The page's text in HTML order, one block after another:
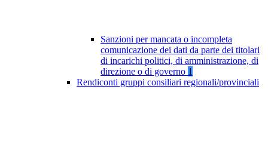
Sanzioni per mancata o incompleta
comunicazione dei dati da parte dei titolari
di incarichi politici, di amministrazione, di
direzione o di governo 1
Rendiconti gruppi consiliari regionali/provinciali